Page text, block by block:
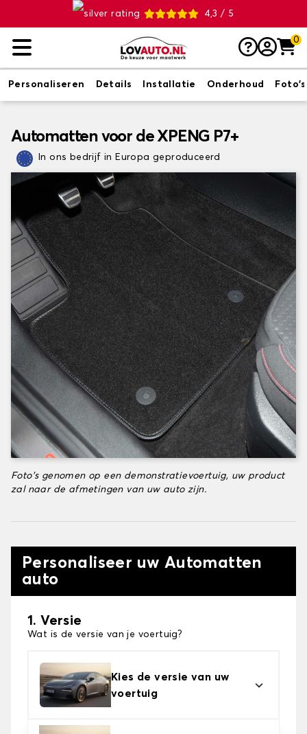
4,3 / 5
0
Personaliseren Details Installatie Onderhoud Foto's
Automatten voor de XPENG P7+
In ons bedrijf in Europa geproduceerd
Foto's genomen op een demonstratievoertuig, uw product
zal naar de afmetingen van uw auto zijn.
Personaliseer uw Automatten
auto
1. Versie
Wat is de versie van je voertuig?
Kies de versie van uw
voertuig